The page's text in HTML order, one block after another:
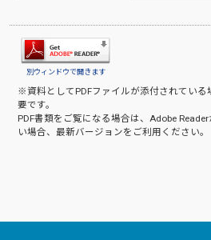
別ウィンドウで開きます
※資料としてPDFファイルが添付されている
要です。
PDF書類をご覧になる場合は、 Adobe Reader
い場合、最新バージョンをご利用ください。